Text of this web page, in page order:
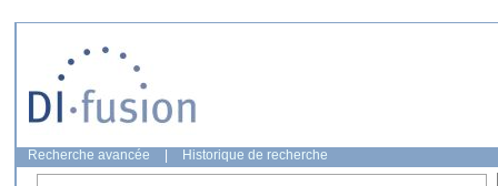
Recherche avancée Historique de recherche